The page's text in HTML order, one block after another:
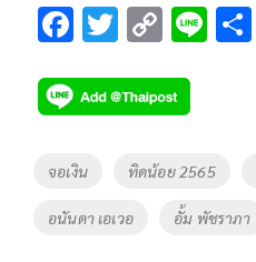
F
e
b
o
k
T
tt
er
C
p
y
Li
n
k
Li
Tags
จอเงิน ทิดน้อย 2565
อนันดา เอเวอ อั้ม พัชราภา